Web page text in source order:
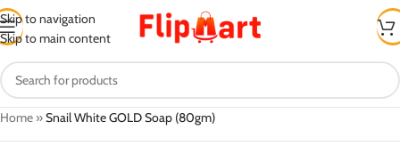
Skip to navigation
Skip to main content
Home »Snail White GOLD Soap (80gm)